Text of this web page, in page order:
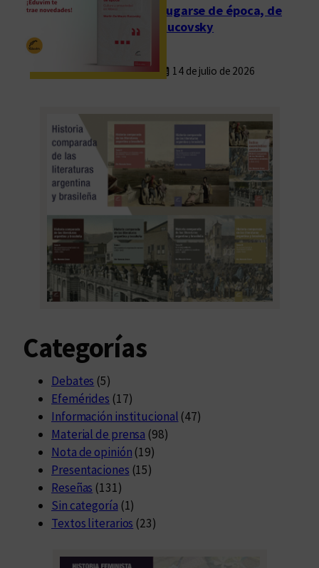
Fugarse de época, de
Rucovsky
14 de julio de 2026
Categorías
Debates (5)
Efemérides (17)
Información institucional (47)
Material de prensa (98)
Nota de opinión (19)
Presentaciones (15)
Reseñas (131)
Sin categoría (1)
Textos literarios (23)